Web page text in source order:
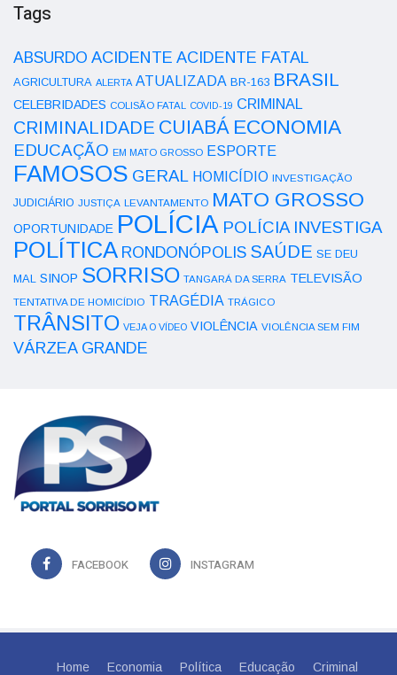
Tags
ABSURDO ACIDENTE ACIDENTE FATAL
AGRICULTURA ALERTA ATUALIZADA BR-163 BRASIL
CELEBRIDADES COLISÃO FATAL COVID-19 CRIMINAL
CRIMINALIDADE CUIABÁ ECONOMIA
EDUCAÇÃO EM MATO GROSSO ESPORTE
FAMOSOS GERAL HOMICÍDIO INVESTIGAÇÃO
JUDICIÁRIO JUSTIÇA LEVANTAMENTO MATO GROSSO
OPORTUNIDADE POLÍCIA POLÍCIA INVESTIGA
POLÍTICA RONDONÓPOLIS SAÚDE SE DEU
MAL SINOP SORRISO TANGARÁ DA SERRA TELEVISÃO
TENTATIVA DE HOMICÍDIO TRAGÉDIA TRÁGICO
TRÂNSITO VEJA O VÍDEO VIOLÊNCIA VIOLÊNCIA SEM FIM
VÁRZEA GRANDE
FACEBOOK INSTAGRAM
Home Economia Política Educação Criminal